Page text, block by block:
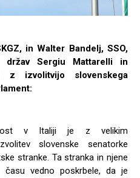
in Walter Bandelj, SSO,
držav Sergiu Mattarelli in
izvolitvijo slovenskega
v Italiji je z velikim
slovenske senatorke
stranke. Ta stranka in njene
vedno poskrbele, da je